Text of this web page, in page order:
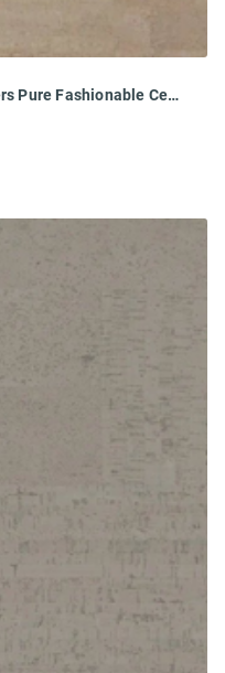
AJ8L001 Пробковый пол Wicanders Pure Fashionable Cement